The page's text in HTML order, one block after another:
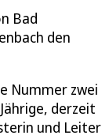
Bad
den
Nummer zwei
derzeit
und Leiter